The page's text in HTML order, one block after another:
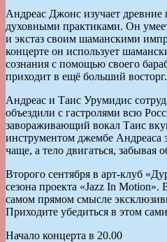
Андреас Джонс изучает древние
духовными практиками. Он
и экстаз своим шаманскими
концерте он использует
сознания с помощью своего
приходит в ещё больший восторг.
Андреас и Таис Урумидис
объездили с гастролями всю
завораживающий вокал Таис
инструментом джембе Андреаса
чаще, а тело двигаться, забывая
Второго сентября в арт-клуб
сезона проекта «Jazz In
самом прямом смысле
Приходите убедиться в этом
Начало концерта в 20.00